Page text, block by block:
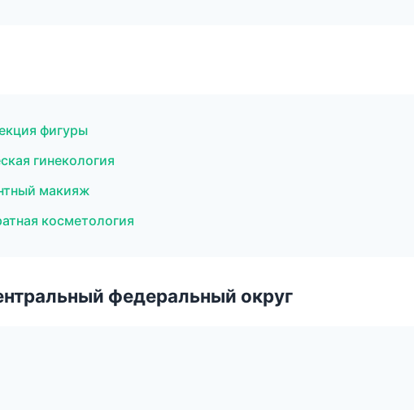
фигуры
гинекология
макияж
косметология
федеральный округ